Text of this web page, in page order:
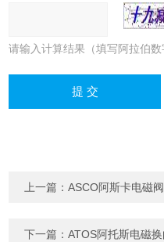
请输入计算结果（填写阿拉伯
上一篇：ASCO阿斯卡电磁
下一篇：ATOS阿托斯电磁